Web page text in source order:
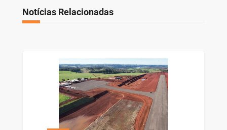
Notícias Relacionadas